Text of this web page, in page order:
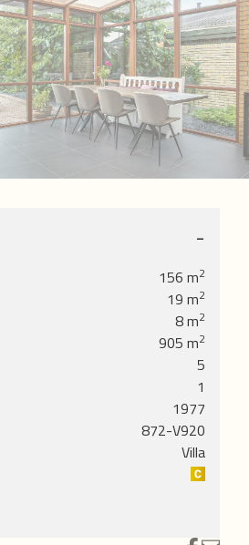
-
156 m2
19 m2
8m2
905 m2
5
1
1977
872-V920
Villa